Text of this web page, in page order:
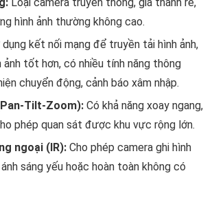
hình ảnh thường không cao.
kết nối mạng để truyền tải hình ảnh,
tốt hơn, có nhiều tính năng thông
chuyển động, cảnh báo xâm nhập.
Tilt-Zoom): Có khả năng xoay ngang,
phép quan sát được khu vực rộng lớn.
ngoại (IR): Cho phép camera ghi hình
sáng yếu hoặc hoàn toàn không có